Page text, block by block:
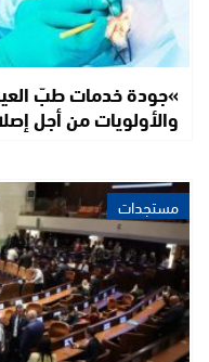
»جودة خدمات طبّ
والأولويات من أجل
مستجدات